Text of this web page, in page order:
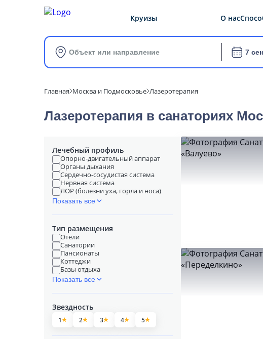
Круизы О нас
Объект или направление 7
Главная Москва и Подмосковье Лазеротерапия
Лазеротерапия в cанаториях
Лечебный профиль
Опорно-двигательный аппарат
Органы дыхания
Сердечно-сосудистая система
Нервная система
ЛОР (болезни уха, горла и носа)
Показать все
Тип размещения
Отели
Санатории
Пансионаты
Коттеджи
Базы отдыха
Показать все
Звездность
1 2 3 4 5